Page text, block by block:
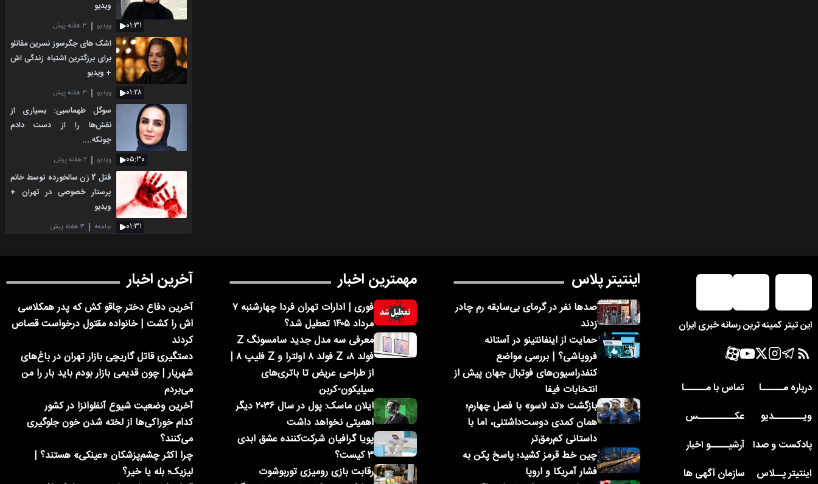
۰۱:۳۱
ویدیو
ویدیو ۳ هفته پیش
۰۱:۲۸
اشک های جگرسوز نسرین مقانلو
برای برزگترین اشتباه زندگی اش
+ ویدیو
ویدیو ۳ هفته پیش
۰۵:۳۰
سوگل طهماسبی: بسیاری از
نقش‌ها را از دست دادم
چونکه....
ویدیو ۲ هفته پیش
۰۱:۳۱
قتل 2 زن سالخورده توسط خانم
پرستار خصوصی در تهران +
ویدیو
جامعه ۳ هفته پیش
این تیتر کمینه ترین رسانه خبری ایران
درباره مــــــا
تماس با مــــــا
ویــــــــدیو
عکــــــــــس
پادکست و صدا آرشیـــــو اخبار
اینتیتر پــلاس
سازمان آگهی ها
اینتیتر پلاس
صدها نفر در گرمای بی‌سابقه رم چادر
زدند
حمایت از اینفانتینو در آستانه
فروپاشی؟ | بررسی مواضع
کنفدراسیون‌های فوتبال جهان پیش از
انتخابات فیفا
بازگشت «تد لاسو» با فصل چهارم؛
همان کمدی دوست‌داشتنی، اما با
داستانی کم‌رمق‌تر
چین خط قرمز کشید؛ پاسخ پکن به
فشار آمریکا و اروپا
مهمترین اخبار
فوری | ادارات تهران فردا چهارشنبه ۷
مرداد ۱۴۰۵ تعطیل شد؟
معرفی سه مدل جدید سامسونگ Z
فولد ۸، Z فولد ۸ اولترا و Z فلیپ ۸ |
از طراحی عریض تا باتری‌های
سیلیکون-کربن
ایلان ماسک: پول در سال ۲۰۳۶ دیگر
اهمیتی نخواهد داشت
پویا گرافیان شرکت‌کننده عشق ابدی
۳ کیست؟
رقابت بازی رومیزی توربوشوت
آخرین اخبار
آخرین دفاع دختر چاقو کش که پدر همکلاسی
اش را کشت | خانواده مقتول درخواست قصاص
کردند
دستگیری قاتل گاریچی بازار تهران در باغ‌های
شهریار | چون قدیمی بازار بودم باید بار را من
می‌بردم
آخرین وضعیت شیوع آنفلوانزا در کشور
کدام خوراکی‌ها از لخته شدن خون جلوگیری
می‌کنند؟
چرا اکثر چشم‌پزشکان «عینکی» هستند؟ |
لیزیک؛ بله یا خیر؟